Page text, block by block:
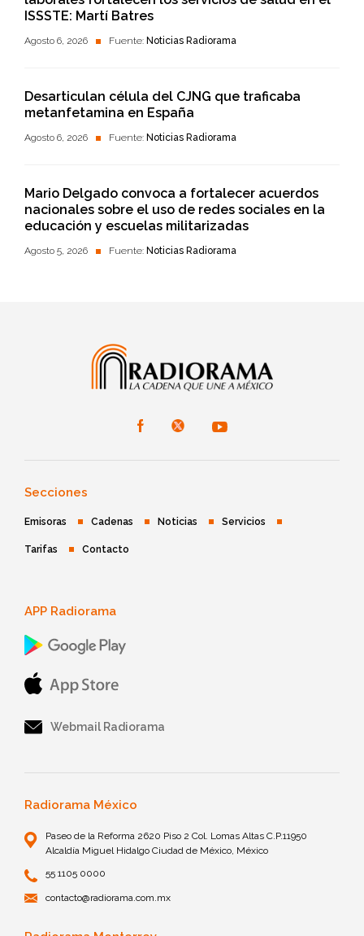
ISSSTE: Martí Batres
Agosto 6, 2026 Fuente: Noticias Radiorama
Desarticulan célula del CJNG que traficaba
metanfetamina en España
Agosto 6, 2026 Fuente: Noticias Radiorama
Mario Delgado convoca a fortalecer acuerdos
nacionales sobre el uso de redes sociales en la
educación y escuelas militarizadas
Agosto 5, 2026 Fuente: Noticias Radiorama
Secciones
Emisoras Cadenas Noticias Servicios
Tarifas Contacto
APP Radiorama
Webmail Radiorama
Radiorama México
Paseo de la Reforma 2620 Piso 2 Col. Lomas Altas C.P.11950
Alcaldía Miguel Hidalgo Ciudad de México, México
55 1105 0000
contacto@radiorama.com.mx